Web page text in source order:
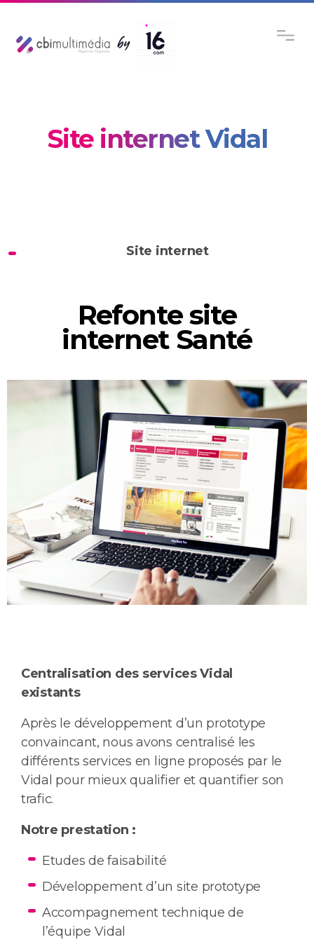
Site internet Vidal
Site internet
Refonte site
internet Santé
Centralisation des services Vidal
existants
Après le développement d’un prototype
convaincant, nous avons centralisé les
différents services en ligne proposés par le
Vidal pour mieux qualifier et quantifier son
trafic.
Notre prestation :
Etudes de faisabilité
Développement d’un site prototype
Accompagnement technique de
l’équipe Vidal